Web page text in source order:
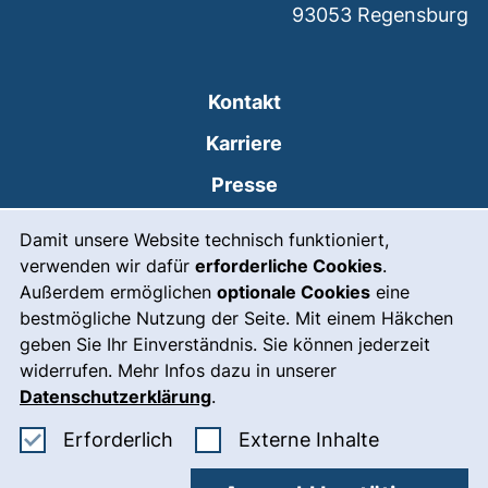
Damit unsere Website technisch funktioniert,
verwenden wir dafür erforderliche Cookies.
Außerdem ermöglichen optionale Cookies eine
bestmögliche Nutzung der Seite. Mit einem Häkchen
geben Sie Ihr Einverständnis. Sie können jederzeit
widerrufen. Mehr Infos dazu in unserer
Datenschutzerklärung.
Erforderlich Erforderliche Cookies akzeptieren
Externe Inhalte: Externe
Kontakt
Karriere
Presse
Leichte Sprache
Gebärdensprache
Notfall(externer Link, öffnet
Impressum
Barrierefreiheit
Datenschutz
93053 Regensburg